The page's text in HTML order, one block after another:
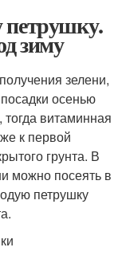
петрушку.
зиму
зелени,
осенью
витаминная
к первой
грунта. В
можно посеять в
петрушку